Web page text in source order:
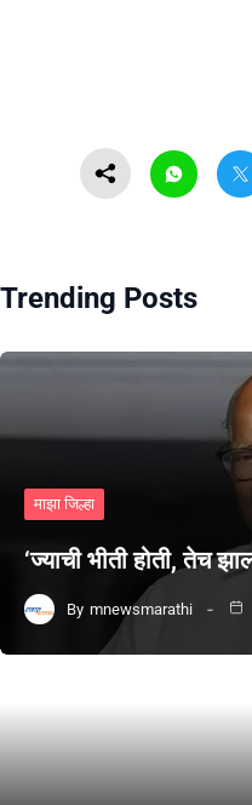
Trending Posts
माझा जिल्हा
‘ज्याची भीती होती, तेच
By mnewsmarathi